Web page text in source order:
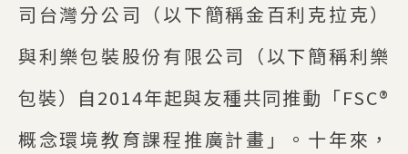
司台灣分公司（以下簡稱金百利克拉克）
與利樂包裝股份有限公司（以下簡稱利樂
包裝）自2014年起與友種共同推動「FSC®
概念環境教育課程推廣計畫」。十年來，